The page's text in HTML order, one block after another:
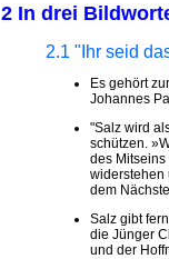
2 In drei
2.1 "Ihr seid
Es gehört
Johannes
"Salz wird
schützen.
des
widerstehen
dem
Salz gibt
die Jünger
und der